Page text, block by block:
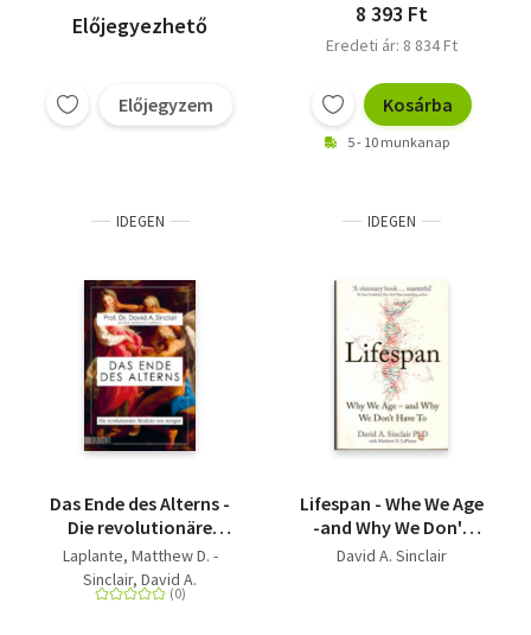
Előjegyezhető
Előjegyzem
8 393 Ft
Eredeti ár: 8 834 Ft
Kosárba
5 - 10 munkanap
IDEGEN
Das Ende des Alterns -
Die revolutionäre
Medizin von morgen
(Lifespan)
Laplante, Matthew D. -
Sinclair, David A.
IDEGEN
Lifespan - Whe We Age
-and Why We Don't
Have To
David A. Sinclair